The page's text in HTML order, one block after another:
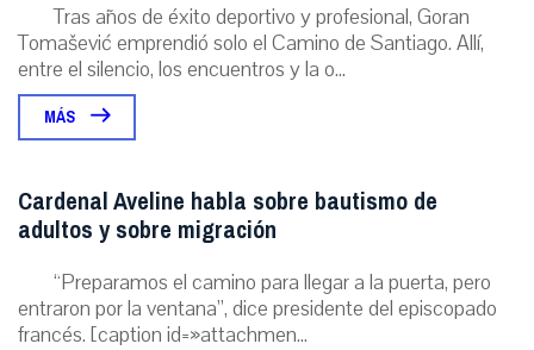
Tras años de éxito deportivo y profesional, Goran
Tomašević emprendió solo el Camino de Santiago. Allí,
entre el silencio, los encuentros y la o...
MÁS
Cardenal Aveline habla sobre bautismo de
adultos y sobre migración
“Preparamos el camino para llegar a la puerta, pero
entraron por la ventana”, dice presidente del episcopado
francés. [caption id=»attachmen...